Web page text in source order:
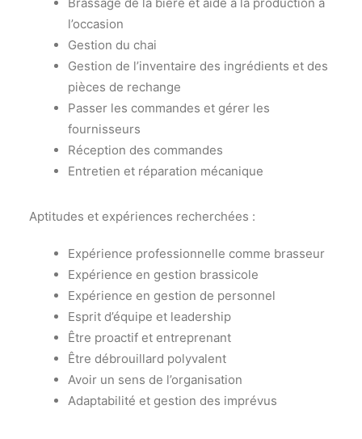
l’occasion
Gestion du chai
Gestion de l’inventaire des ingrédients et des
pièces de rechange
Passer les commandes et gérer les
fournisseurs
Réception des commandes
Entretien et réparation mécanique
Aptitudes et expériences recherchées :
Expérience professionnelle comme brasseur
Expérience en gestion brassicole
Expérience en gestion de personnel
Esprit d’équipe et leadership
Être proactif et entreprenant
Être débrouillard polyvalent
Avoir un sens de l’organisation
Adaptabilité et gestion des imprévus